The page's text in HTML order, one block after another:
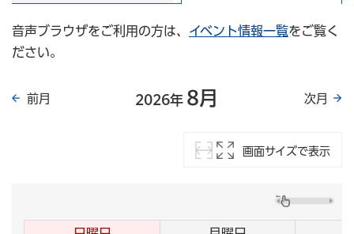
音声ブラウザをご利用の方は、 イベント情報一覧をご覧く
ださい。
前月 2026年 8月 次月
画面サイズで表示